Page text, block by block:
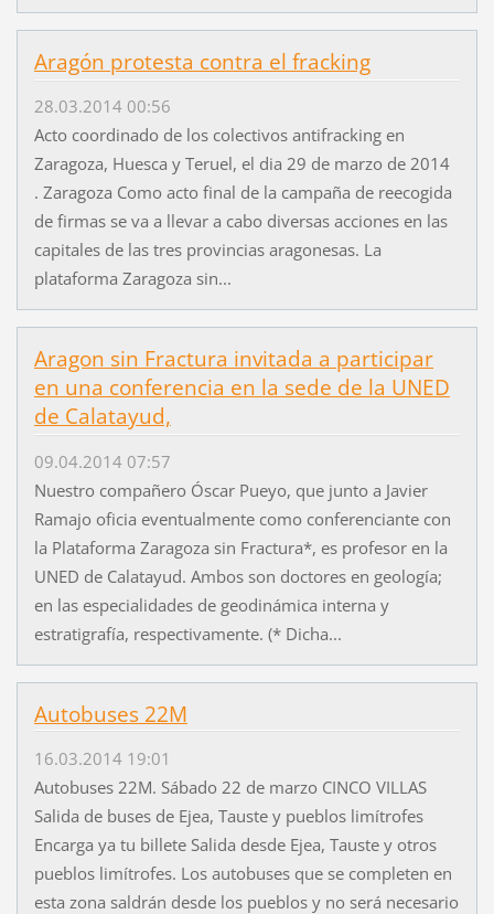
Aragón protesta contra el fracking
28.03.2014 00:56
Acto coordinado de los colectivos antifracking en
Zaragoza, Huesca y Teruel, el dia 29 de marzo de 2014
. Zaragoza Como acto final de la campaña de reecogida
de firmas se va a llevar a cabo diversas acciones en las
capitales de las tres provincias aragonesas. La
plataforma Zaragoza sin...
Aragon sin Fractura invitada a participar
en una conferencia en la sede de la UNED
de Calatayud,
09.04.2014 07:57
Nuestro compañero Óscar Pueyo, que junto a Javier
Ramajo oficia eventualmente como conferenciante con
la Plataforma Zaragoza sin Fractura*, es profesor en la
UNED de Calatayud. Ambos son doctores en geología;
en las especialidades de geodinámica interna y
estratigrafía, respectivamente. (* Dicha...
Autobuses 22M
16.03.2014 19:01
Autobuses 22M. Sábado 22 de marzo CINCO VILLAS
Salida de buses de Ejea, Tauste y pueblos limítrofes
Encarga ya tu billete Salida desde Ejea, Tauste y otros
pueblos limítrofes. Los autobuses que se completen en
esta zona saldrán desde los pueblos y no será necesario